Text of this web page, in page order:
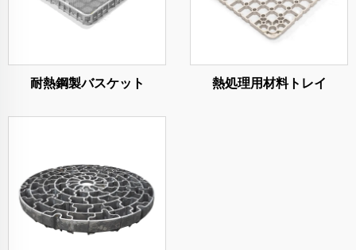
耐熱鋼製バスケット 熱処理用材料トレイ